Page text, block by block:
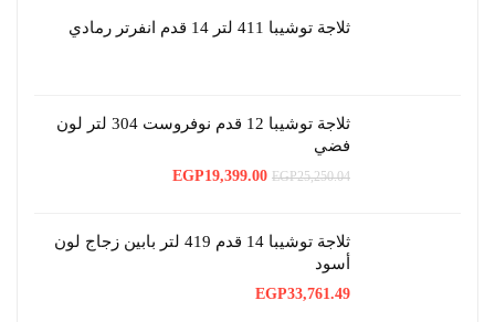
ثلاجة توشيبا 411 لتر 14 قدم انفرتر رمادي
ثلاجة توشيبا 12 قدم نوفروست 304 لتر لون
فضي
EGP25,250.04
السعر
EGP19,399.00
السعر
ثلاجة توشيبا 14 قدم 419 لتر بابين زجاج لون
أسود
EGP33,761.49